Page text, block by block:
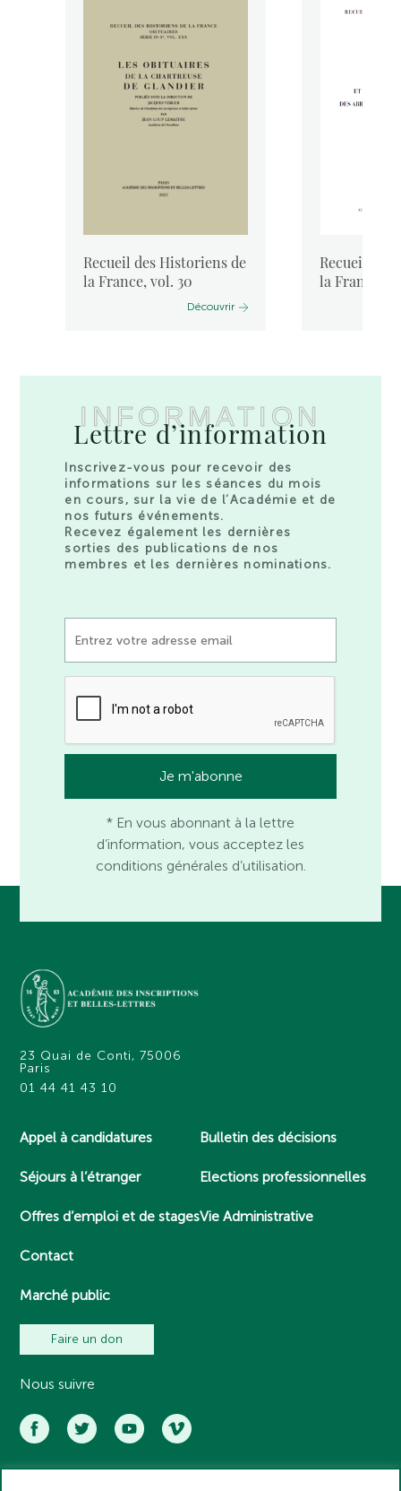
Recueil des Historiens de
la France, vol. 30
Découvrir
Recueil des
la France,
INFORMATION
Lettre d’information
Inscrivez-vous pour recevoir des
informations sur les séances du mois
en cours, sur la vie de l’Académie et de
nos futurs événements.
Recevez également les dernières
sorties des publications de nos
membres et les dernières nominations.
* En vous abonnant à la lettre
d’information, vous acceptez les
conditions générales d’utilisation.
23 Quai de Conti, 75006
Paris
01 44 41 43 10
Appel à candidatures
Séjours à l’étranger
Offres d’emploi et de stages
Contact
Marché public
Bulletin des décisions
Elections professionnelles
Vie Administrative
Faire un don
Nous suivre